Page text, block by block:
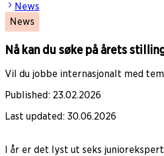
News
News
Nå kan du søke på årets
Vil du jobbe internasjonalt med
Published: 23.02.2026
Last updated: 30.06.2026
I år er det lyst ut seks